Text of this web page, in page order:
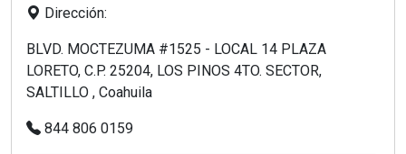
Dirección:
BLVD. MOCTEZUMA #1525 - LOCAL 14 PLAZA
LORETO, C.P. 25204, LOS PINOS 4TO. SECTOR,
SALTILLO , Coahuila
844 806 0159